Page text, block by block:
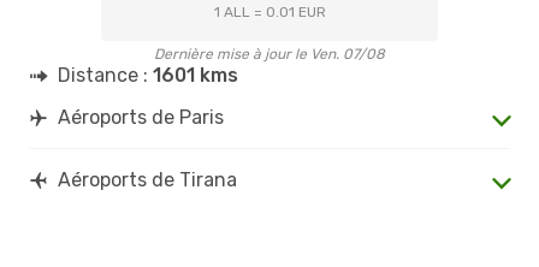
1 ALL = 0.01 EUR
Dernière mise à jour le Ven. 07/08
Distance : 1601 kms
Aéroports de Paris
Aéroports de Tirana